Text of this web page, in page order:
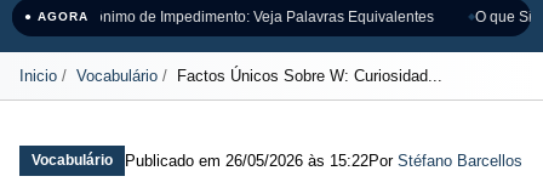
● AGORASinônimo de Impedimento: Veja Palavras Equivalentes O que
Inicio Vocabulário Factos Únicos Sobre W: Curiosidad...
Vocabulário Publicado em 26/05/2026 às 15:22Por Stéfano Barcellos